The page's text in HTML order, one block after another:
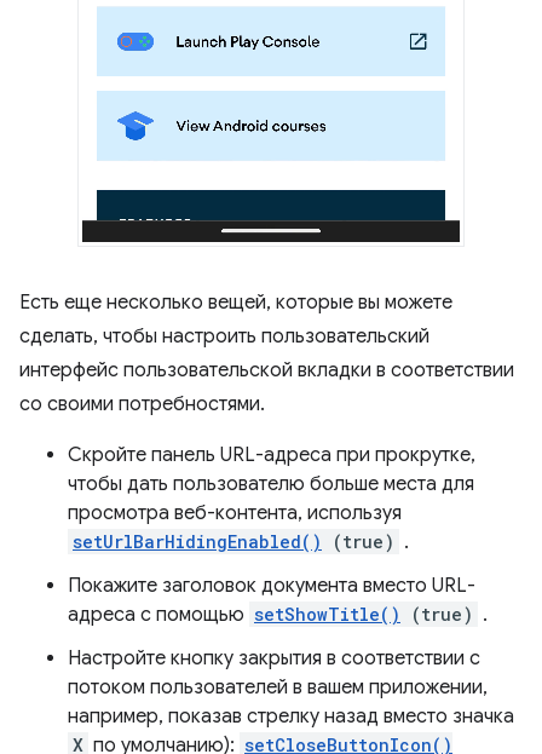
Есть еще несколько вещей, которые вы можете
сделать, чтобы настроить пользовательский
интерфейс пользовательской вкладки в соответствии
со своими потребностями.
Скройте панель URL-адреса при прокрутке,
чтобы дать пользователю больше места для
просмотра веб-контента, используя
setUrlBarHidingEnabled() (true) .
Покажите заголовок документа вместо URL-
адреса с помощью setShowTitle() (true) .
Настройте кнопку закрытия в соответствии с
потоком пользователей в вашем приложении,
например, показав стрелку назад вместо значка
X по умолчанию): setCloseButtonIcon()